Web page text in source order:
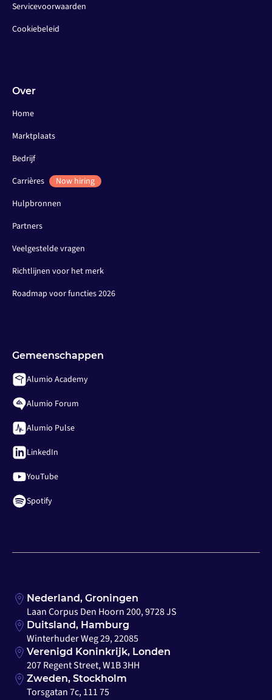
Servicevoorwaarden
Cookiebeleid
Over
Home
Marktplaats
Bedrijf
Carrières
Now hiring
Hulpbronnen
Partners
Veelgestelde vragen
Richtlijnen voor het merk
Roadmap voor functies 2026
Gemeenschappen
Alumio Academy
Alumio Forum
Alumio Pulse
LinkedIn
YouTube
Spotify
Nederland, Groningen
Laan Corpus Den Hoorn 200, 9728 JS
Duitsland, Hamburg
Winterhuder Weg 29, 22085
Verenigd Koninkrijk, Londen
207 Regent Street, W1B 3HH
Zweden, Stockholm
Torsgatan 7c, 111 75